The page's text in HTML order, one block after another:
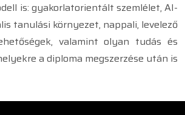
is: gyakorlatorientált szemlélet, AI-
tanulási környezet, nappali, levelező
valamint olyan tudás és
a diploma megszerzése után is